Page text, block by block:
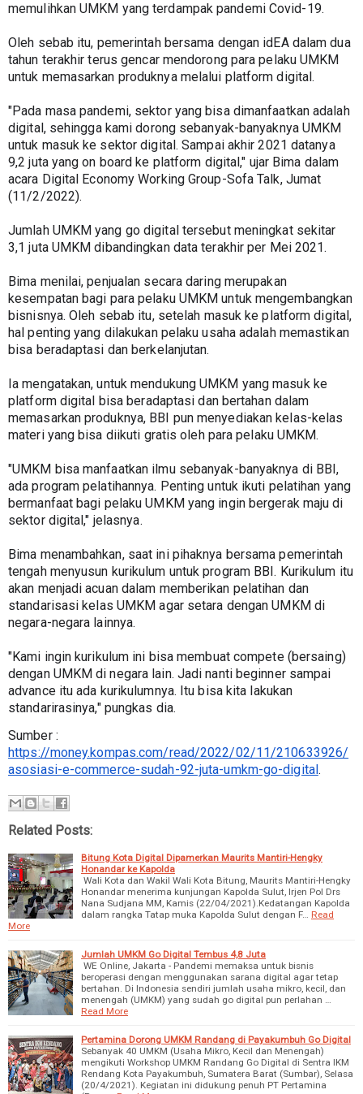
memulihkan UMKM yang terdampak pandemi Covid-19.
Oleh sebab itu, pemerintah bersama dengan idEA dalam dua
tahun terakhir terus gencar mendorong para pelaku UMKM
untuk memasarkan produknya melalui platform digital.
"Pada masa pandemi, sektor yang bisa dimanfaatkan adalah
digital, sehingga kami dorong sebanyak-banyaknya UMKM
untuk masuk ke sektor digital. Sampai akhir 2021 datanya
9,2 juta yang on board ke platform digital," ujar Bima dalam
acara Digital Economy Working Group-Sofa Talk, Jumat
(11/2/2022).
Jumlah UMKM yang go digital tersebut meningkat sekitar
3,1 juta UMKM dibandingkan data terakhir per Mei 2021.
Bima menilai, penjualan secara daring merupakan
kesempatan bagi para pelaku UMKM untuk mengembangkan
bisnisnya. Oleh sebab itu, setelah masuk ke platform digital,
hal penting yang dilakukan pelaku usaha adalah memastikan
bisa beradaptasi dan berkelanjutan.
Ia mengatakan, untuk mendukung UMKM yang masuk ke
platform digital bisa beradaptasi dan bertahan dalam
memasarkan produknya, BBI pun menyediakan kelas-kelas
materi yang bisa diikuti gratis oleh para pelaku UMKM.
"UMKM bisa manfaatkan ilmu sebanyak-banyaknya di BBI,
ada program pelatihannya. Penting untuk ikuti pelatihan yang
bermanfaat bagi pelaku UMKM yang ingin bergerak maju di
sektor digital," jelasnya.
Bima menambahkan, saat ini pihaknya bersama pemerintah
tengah menyusun kurikulum untuk program BBI. Kurikulum itu
akan menjadi acuan dalam memberikan pelatihan dan
standarisasi kelas UMKM agar setara dengan UMKM di
negara-negara lainnya.
"Kami ingin kurikulum ini bisa membuat compete (bersaing)
dengan UMKM di negara lain. Jadi nanti beginner sampai
advance itu ada kurikulumnya. Itu bisa kita lakukan
standarirasinya," pungkas dia.
https://money.kompas.com/read/2022/02/11/210633926/
asosiasi-e-commerce-sudah-92-juta-umkm-go-digital.
Related Posts:
Bitung Kota Digital Dipamerkan Maurits Mantiri-Hengky
Honandar ke Kapolda
Wali Kota dan Wakil Wali Kota Bitung, Maurits Mantiri-Hengky
Honandar menerima kunjungan Kapolda Sulut, Irjen Pol Drs
Nana Sudjana MM, Kamis (22/04/2021).Kedatangan Kapolda
dalam rangka Tatap muka Kapolda Sulut dengan F…
Read
More
Jumlah UMKM Go Digital Tembus 4,8 Juta
WE Online, Jakarta - Pandemi memaksa untuk bisnis
beroperasi dengan menggunakan sarana digital agar tetap
bertahan. Di Indonesia sendiri jumlah usaha mikro, kecil, dan
menengah (UMKM) yang sudah go digital pun perlahan …
Read More
Pertamina Dorong UMKM Randang di Payakumbuh Go Digital
Sebanyak 40 UMKM (Usaha Mikro, Kecil dan Menengah)
mengikuti Workshop UMKM Randang Go Digital di Sentra IKM
Rendang Kota Payakumbuh, Sumatera Barat (Sumbar), Selasa
(20/4/2021). Kegiatan ini didukung penuh PT Pertamina